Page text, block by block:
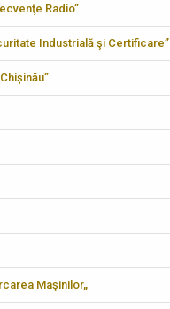
Radio”
Industrială şi Certificare”
Maşinilor„